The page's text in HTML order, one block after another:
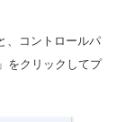
、コントロールパ
をクリックしてプ